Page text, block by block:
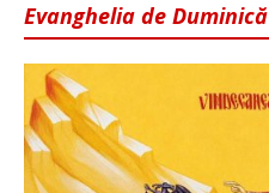
Evanghelia de Duminică